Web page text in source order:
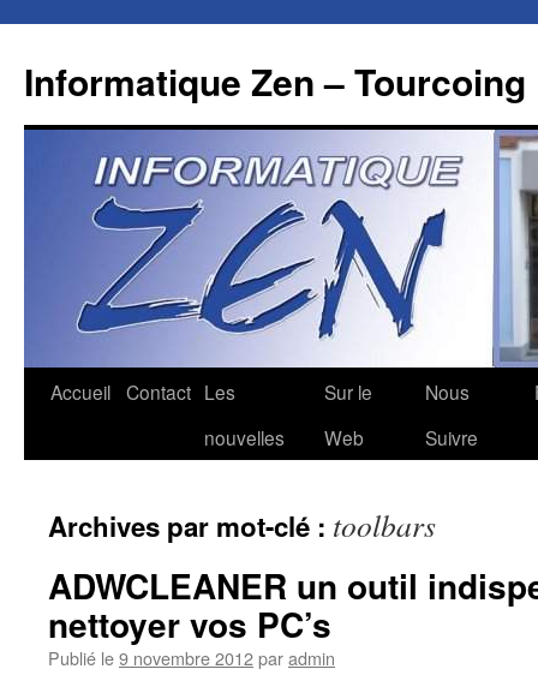
contenu
Informatique Zen – Tourcoing
Accueil Contact Les
nouvelles
Sur le
Web
Nous
Suivre
Archives par mot-clé : toolbars
ADWCLEANER un outil
nettoyer vos PC’s
Publié le9 novembre 2012paradmin